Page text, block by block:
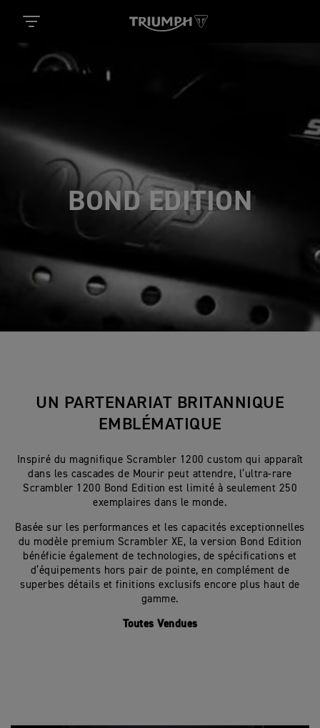
UN PARTENARIAT BRITANNIQUE
EMBLÉMATIQUE
Inspiré du magnifique Scrambler 1200 custom qui apparaît
dans les cascades de Mourir peut attendre, l’ultra-rare
Scrambler 1200 Bond Edition est limité à seulement 250
exemplaires dans le monde.
Basée sur les performances et les capacités exceptionnelles
du modèle premium Scrambler XE, la version Bond Edition
bénéficie également de technologies, de spécifications et
d’équipements hors pair de pointe, en complément de
superbes détails et finitions exclusifs encore plus haut de
gamme.
Toutes Vendues